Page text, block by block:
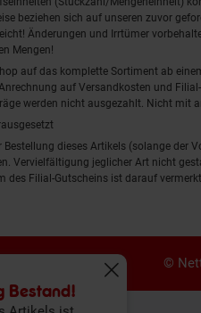
Bestand!
Fenster
beziehen sich auf unseren zuvor
Änderungen und Irrtümer
Mengen!
auf das komplette Sortiment ab
auf Versandkosten und
werden nicht ausgezahlt. Nicht mit
Bestellung dieses Artikels (solange
Vervielfältigung jeglicher Art nicht
des Filial-Gutscheins ist darauf vermerkt.
©